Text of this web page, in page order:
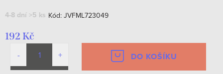
4-8 dní >5 ks Kód: JVFML723049
192 Kč
DO KOŠÍKU